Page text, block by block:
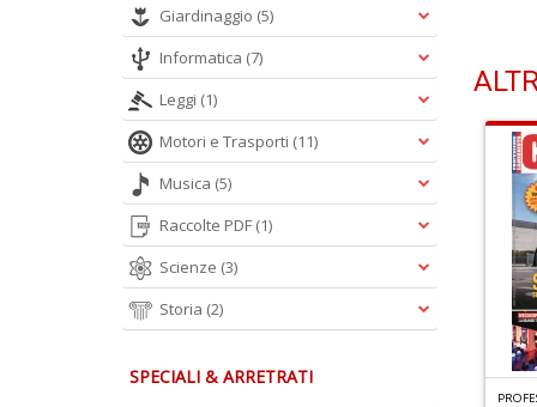
Giardinaggio (5)
Informatica (7)
Leggi (1)
Motori e Trasporti (11)
Musica (5)
Raccolte PDF (1)
Scienze (3)
Storia (2)
SPECIALI & ARRETRATI